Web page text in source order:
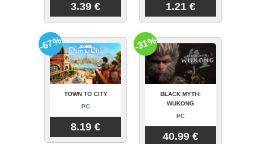
3.39 € 1.21 €
TOWN TO CITY
PC
8.19 €
-67%
BLACK MYTH:
WUKONG
PC
40.99 €
-31%